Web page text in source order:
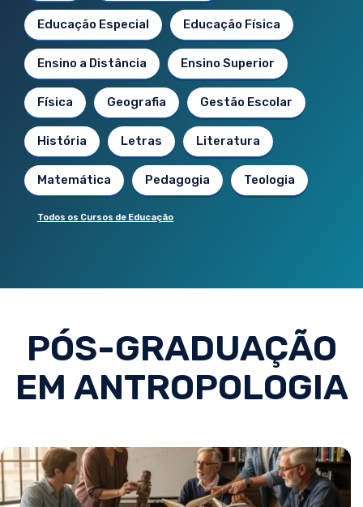
Educação Especial Educação Física
Ensino a Distância Ensino Superior
Física Geografia Gestão Escolar
História Letras Literatura
Matemática Pedagogia Teologia
Todos os Cursos de Educação
PÓS-GRADUAÇÃO
EM ANTROPOLOGIA